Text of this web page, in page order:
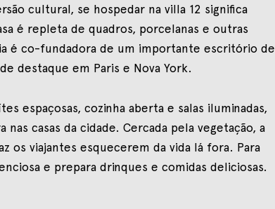
cultural, se hospedar na villa 12 significa
é repleta de quadros, porcelanas e outras
é co-fundadora de um importante escritório de
destaque em Paris e Nova York.
espaçosas, cozinha aberta e salas iluminadas,
casas da cidade. Cercada pela vegetação, a
os viajantes esquecerem da vida lá fora. Para
e prepara drinques e comidas deliciosas.